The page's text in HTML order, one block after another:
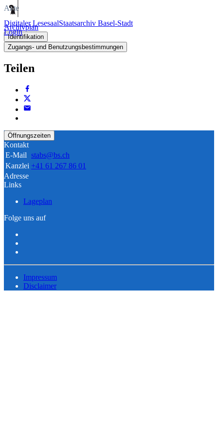
Digitaler LesesaalStaatsarchiv Basel-Stadt
Login
Akte
Archivplan
Identifikation
Zugangs- und Benutzungsbestimmungen
Teilen
Öffnungszeiten
Kontakt
E-Mail stabs@bs.ch
Kanzlei +41 61 267 86 01
Adresse
Links
Lageplan
Folge uns auf
Impressum
Disclaimer